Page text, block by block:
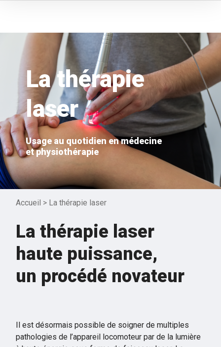
La thérapie
laser
Usage au quotidien en médecine
etphysiothérapie
Accueil > La thérapie laser
La thérapie laser
haute puissance,
un procédé novateur
Il est désormais possible de soigner de multiples
pathologies de l’appareil locomoteur par de la lumière